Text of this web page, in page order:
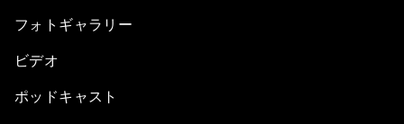
フォトギャラリー
ビデオ
ポッドキャスト